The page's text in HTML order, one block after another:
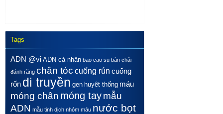
Tags
ADN @vi ADN cá nhân bao cao su bàn chải
đánh răng chân tóc cuống rún cuống
rốn di truyền gen huyêt thống máu
móng chân móng taymẫu
ADN mẫu tinh dịch nhóm máu nước bọt